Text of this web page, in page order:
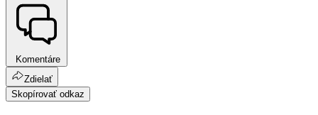
Komentáre
Zdielať
Skopírovať odkaz